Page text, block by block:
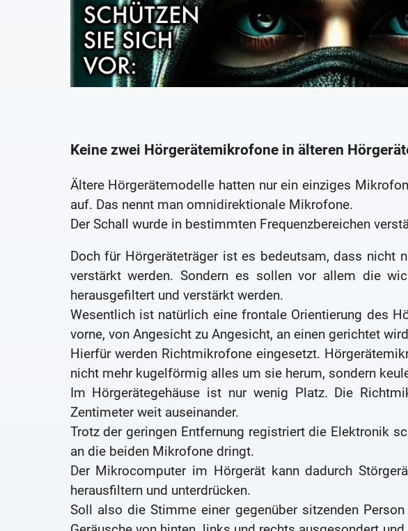
Keine zwei Hörgerätemikrofone in älteren
Ältere Hörgerätemodelle hatten nur ein einziges
auf. Das nennt man omnidirektionale Mikrofone.
Der Schall wurde in bestimmten Frequenzbereichen
Doch für Hörgeräteträger ist es bedeutsam, dass nicht
verstärkt werden. Sondern es sollen vor allem die
herausgefiltert und verstärkt werden.
Wesentlich ist natürlich eine frontale Orientierung des
vorne, von Angesicht zu Angesicht, an einen gerichtet
Hierfür werden Richtmikrofone eingesetzt.
nicht mehr kugelförmig alles um sie herum, sondern
Im Hörgerätegehäuse ist nur wenig Platz. Die
Zentimeter weit auseinander.
Trotz der geringen Entfernung registriert die Elektronik
an die beiden Mikrofone dringt.
Der Mikrocomputer im Hörgerät kann dadurch
herausfiltern und unterdrücken.
Soll also die Stimme einer gegenüber sitzenden